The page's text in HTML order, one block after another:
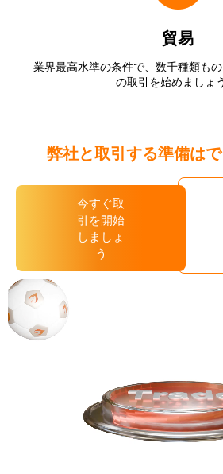
貿易
業界最高水準の条件で、数千種類も
の取引を始めましょ
弊社と取引する準備は
今すぐ取
引を開始
しましょ
う